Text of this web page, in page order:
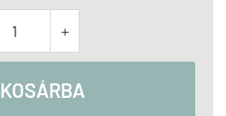

KOSÁRBA